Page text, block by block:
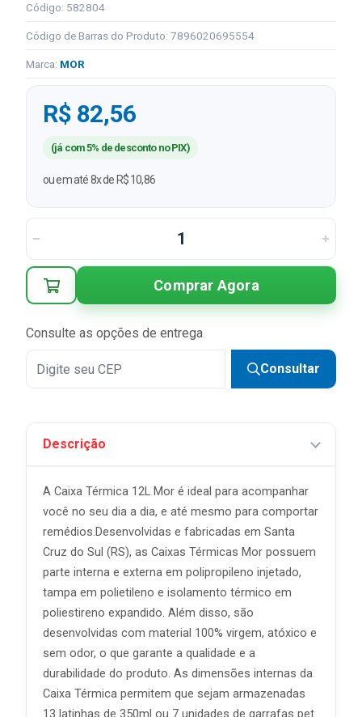
Código: 582804
Código de Barras do Produto: 7896020695554
Marca: MOR
R$ 82,56
(já com 5% de desconto no PIX)
ou em até 8x de R$ 10,86
Comprar Agora
Consulte as opções de entrega
Consultar
Descrição
A Caixa Térmica 12L Mor é ideal para acompanhar
você no seu dia a dia, e até mesmo para comportar
remédios.Desenvolvidas e fabricadas em Santa
Cruz do Sul (RS), as Caixas Térmicas Mor possuem
parte interna e externa em polipropileno injetado,
tampa em polietileno e isolamento térmico em
poliestireno expandido. Além disso, são
desenvolvidas com material 100% virgem, atóxico e
sem odor, o que garante a qualidade e a
durabilidade do produto. As dimensões internas da
Caixa Térmica permitem que sejam armazenadas
13 latinhas de 350ml ou 7 unidades de garrafas pet